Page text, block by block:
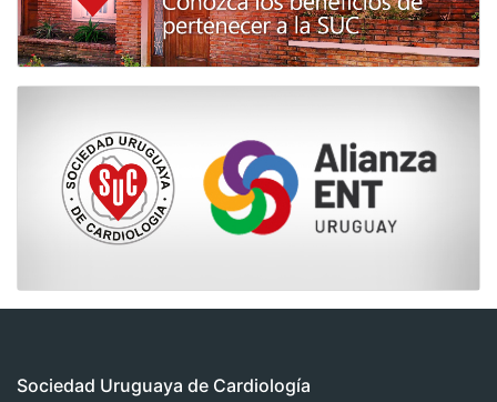
Sociedad Uruguaya de Cardiología